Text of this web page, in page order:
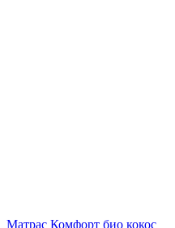
Матрас Комфорт био кокос